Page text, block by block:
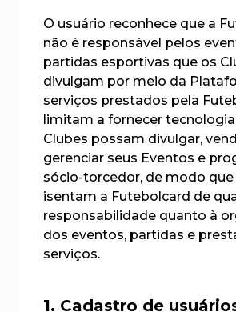
O usuário reconhece que a
não é responsável pelos
partidas esportivas que os
divulgam por meio da
serviços prestados pela
limitam a fornecer
Clubes possam divulgar,
gerenciar seus Eventos e
sócio-torcedor, de modo que
isentam a Futebolcard de
responsabilidade quanto à
dos eventos, partidas e
serviços.
1. Cadastro de